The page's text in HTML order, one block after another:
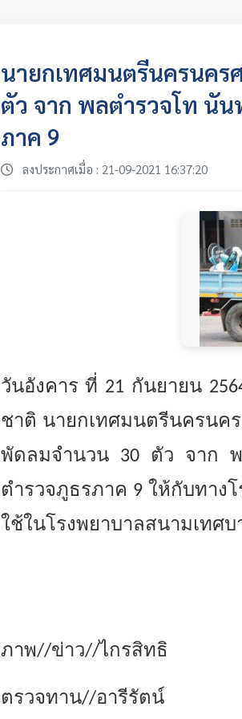
นายกเทศมนตรีนครนคร
ตัว จาก พลตำรวจโท นั
ภาค 9
ลงประกาศเมื่อ : 21-09-2021 16:37:20
วันอังคาร ที่ 21 กันยายน
ชาติ นายกเทศมนตรีนครนค
พัดลมจำนวน 30 ตัว จาก
ตำรวจภูธรภาค 9 ให้กับทาง
ใช้ในโรงพยาบาลสนามเทศ
ภาพ//ข่าว//ไกรสิทธิ
ตรวจทาน//อารีรัตน์